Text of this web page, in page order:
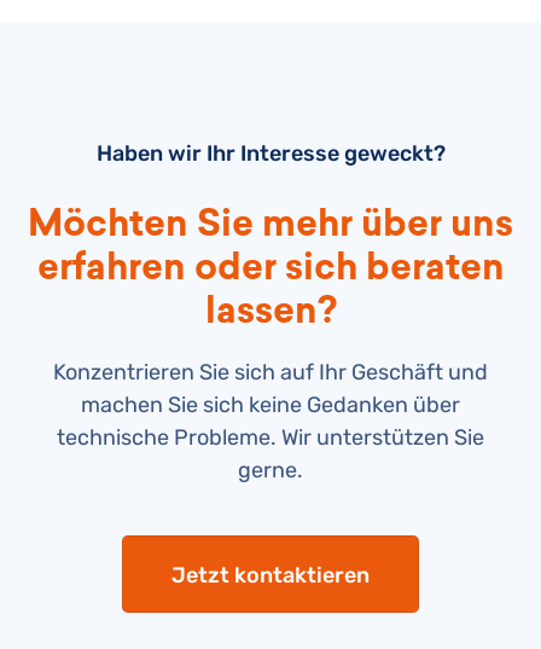
Haben wir Ihr Interesse geweckt?
Möchten Sie mehr über uns
erfahren oder sich beraten
lassen?
Konzentrieren Sie sich auf Ihr Geschäft und
machen Sie sich keine Gedanken über
technische Probleme. Wir unterstützen Sie
gerne.
Jetzt kontaktieren